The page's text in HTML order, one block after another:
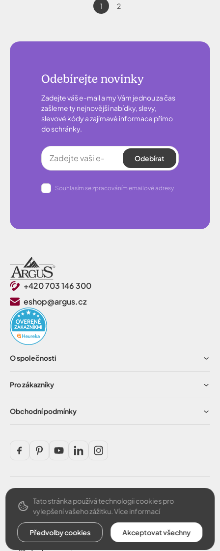
1 2
Odebírejte novinky
Zadejte váš e-mail a my Vám jednou za čas
zašleme ty nejnovější nabídky, slevy,
slevové kódy a zajímavé informace přímo
do schránky.
Odebírat
Souhlasím se zpracováním emailové adresy
+420 703 146 300
eshop@argus.cz
O společnosti
Pro zákazníky
Obchodní podmínky
Bezpečná platba
Tato stránka používá technologii cookies pro
vylepšení vašeho zážitku.Více informací
Předvolby cookies Akceptovat všechny